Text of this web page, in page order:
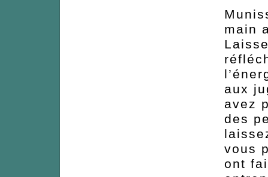
main
aux
avez
des
vous
ont